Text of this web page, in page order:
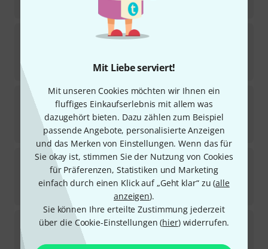
Mit Liebe serviert!
Mit unseren Cookies möchten wir Ihnen ein
fluffiges Einkaufserlebnis mit allem was
dazugehört bieten. Dazu zählen zum Beispiel
passende Angebote, personalisierte Anzeigen
und das Merken von Einstellungen. Wenn das für
Sie okay ist, stimmen Sie der Nutzung von Cookies
für Präferenzen, Statistiken und Marketing
einfach durch einen Klick auf „Geht klar“ zu (alle
anzeigen).
Sie können Ihre erteilte Zustimmung jederzeit
über die Cookie-Einstellungen (hier) widerrufen.
Edition DuxAcoustic Pop Guitar Starter
28,80€
Edition DuxPlay Guitar Christmas Schildi
2
Sofort lieferbar
15,80€
Edition Dux Das Ukulele-Ding 2
1
Sofort lieferbar
Edition Dux Saitenwege Südamerika 2
Sofort lieferbar